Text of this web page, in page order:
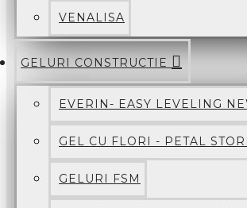
VENALISA
GELURI CONSTRUCTIE
EVERIN- EASY LEVELING
GEL CU FLORI - PETAL
GELURI FSM